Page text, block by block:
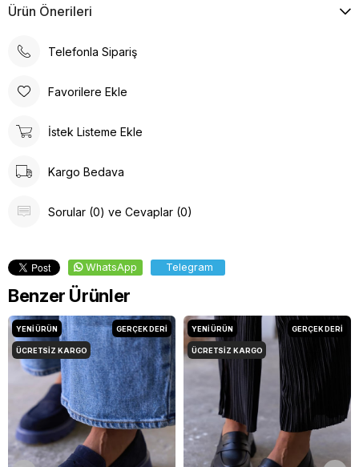
Ürün Önerileri
Telefonla Sipariş
Favorilere Ekle
İstek Listeme Ekle
Kargo Bedava
Sorular (0) ve Cevaplar (0)
WhatsApp Telegram
Benzer Ürünler
YENI ÜRÜN
ÜCRETSIZ KARGO
GERÇEK DERİ YENI ÜRÜN
ÜCRETSIZ KARGO
GERÇEK DERİ